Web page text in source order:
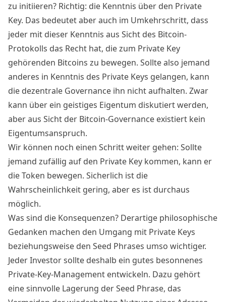
zu initiieren? Richtig: die Kenntnis über den Private
Key. Das bedeutet aber auch im Umkehrschritt, dass
jeder mit dieser Kenntnis aus Sicht des Bitcoin-
Protokolls das Recht hat, die zum Private Key
gehörenden Bitcoins zu bewegen. Sollte also jemand
anderes in Kenntnis des Private Keys gelangen, kann
die dezentrale Governance ihn nicht aufhalten. Zwar
kann über ein geistiges Eigentum diskutiert werden,
aber aus Sicht der Bitcoin-Governance existiert kein
Eigentumsanspruch.
Wir können noch einen Schritt weiter gehen: Sollte
jemand zufällig auf den Private Key kommen, kann er
die Token bewegen. Sicherlich ist die
Wahrscheinlichkeit gering, aber es ist durchaus
möglich.
Was sind die Konsequenzen? Derartige philosophische
Gedanken machen den Umgang mit Private Keys
beziehungsweise den Seed Phrases umso wichtiger.
Jeder Investor sollte deshalb ein gutes besonnenes
Private-Key-Management entwickeln. Dazu gehört
eine sinnvolle Lagerung der Seed Phrase, das